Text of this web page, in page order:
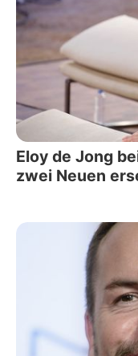
Eloy de Jong
zwei Neuen